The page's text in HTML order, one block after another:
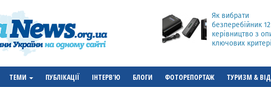
Як вибрати
безперебійник
керівництво з
ключових
ТЕМИ ПУБЛІКАЦІЇ ІНТЕРВ'Ю БЛОГИ ФОТОРЕПОРТАЖ ТУРИЗМ &